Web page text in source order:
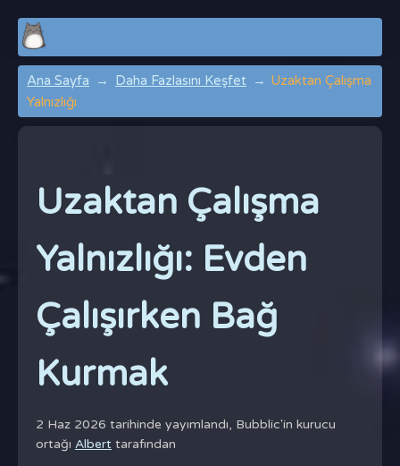
Ana Sayfa Daha Fazlasını Keşfet
Uzaktan Çalışma
Yalnızlığı
Uzaktan Çalışma
Yalnızlığı: Evden
Çalışırken Bağ
Kurmak
2 Haz 2026 tarihinde yayımlandı, Bubblic'in kurucu
ortağı Albert tarafından